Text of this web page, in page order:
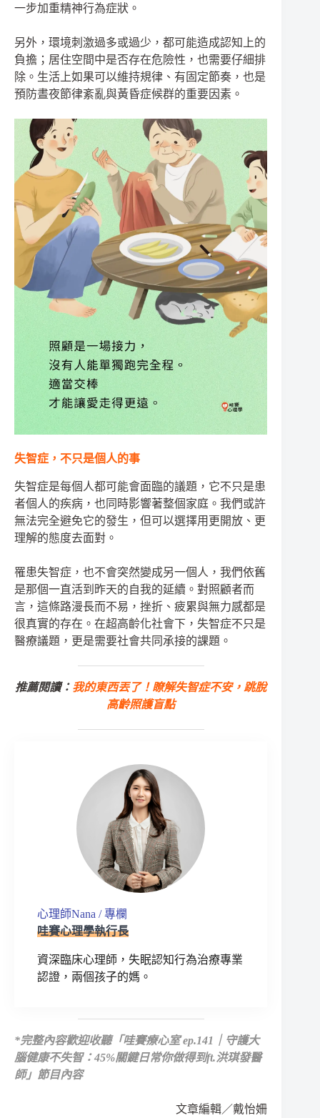
一步加重精神行為症狀。
另外，環境刺激過多或過少，都可能造成認知上的
負擔；居住空間中是否存在危險性，也需要仔細排
除。生活上如果可以維持規律、有固定節奏，也是
預防晝夜節律紊亂與黃昏症候群的重要因素。
失智症，不只是個人的事
失智症是每個人都可能會面臨的議題，它不只是患
者個人的疾病，也同時影響著整個家庭。我們或許
無法完全避免它的發生，但可以選擇用更開放、更
理解的態度去面對。
罹患失智症，也不會突然變成另一個人，我們依舊
是那個一直活到昨天的自我的延續。對照顧者而
言，這條路漫長而不易，挫折、疲累與無力感都是
很真實的存在。在超高齡化社會下，失智症不只是
醫療議題，更是需要社會共同承接的課題。
推薦閱讀： 我的東西丟了！瞭解失智症不安，跳脫
高齡照護盲點
心理師Nana / 專欄
哇賽心理學執行長
資深臨床心理師，失眠認知行為治療專業
認證，兩個孩子的媽。
*完整內容歡迎收聽「哇賽療心室 ep.141｜守護大
腦健康不失智：45%關鍵日常你做得到ft.洪琪發醫
師」節目內容
文章編輯／戴怡姍